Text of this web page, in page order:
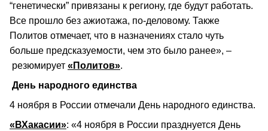
“генетически” привязаны к региону, где будут работать.
Все прошло без ажиотажа, по-деловому. Также
Политов отмечает, что в назначениях стало чуть
больше предсказуемости, чем это было ранее», –
резюмирует «Политов».
День народного единства
4 ноября в России отмечали День народного единства.
«ВХакасии»: «4 ноября в России празднуется День